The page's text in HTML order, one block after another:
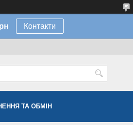
Контакти
ТА ОБМІН